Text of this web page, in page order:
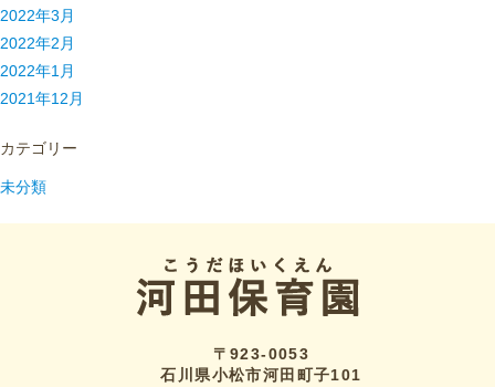
2022年3月
2022年2月
2022年1月
2021年12月
カテゴリー
未分類
〒923-0053
石川県小松市河田町子101